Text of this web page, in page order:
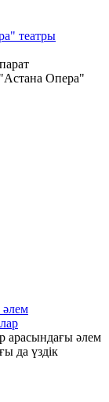
театры
"Астана Опера"
әлем
арасындағы әлем
да үздік